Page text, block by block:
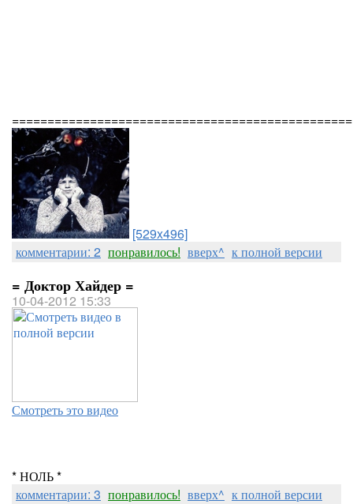
[529x496]
комментарии: 2 понравилось! вверх^ к полной версии
= Доктор Хайдер =
10-04-2012 15:33
Смотреть это видео
* НОЛЬ *
комментарии: 3 понравилось! вверх^ к полной версии